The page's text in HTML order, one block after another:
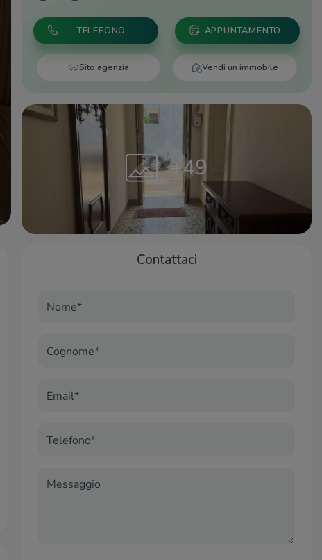
TELEFONO APPUNTAMENTO
Sito agenzia Vendi un immobile
+49
Contattaci
Nome*
Cognome*
Email*
Telefono*
Messaggio